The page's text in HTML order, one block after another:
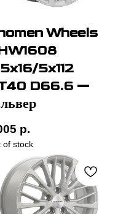
Wheels
5x112
D66.6 —
р.
of stock